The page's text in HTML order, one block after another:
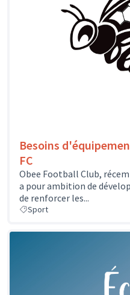
Besoins
FC
Obee Football Club,
a pour ambition de
de renforcer les...
Sport